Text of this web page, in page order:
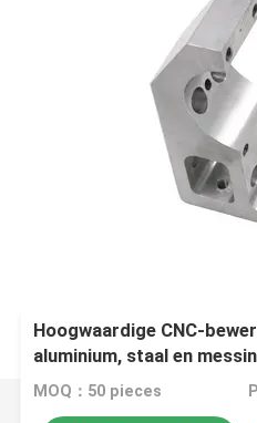
Hoogwaardige CNC-
aluminium, staal en
MOQ：50 pieces